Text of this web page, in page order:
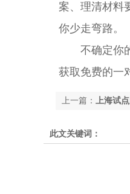
案、理清材料
你少走弯路。
不确定你的
获取免费的一
上一篇： 上海试
此文关键词：